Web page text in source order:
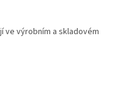
ve výrobním a skladovém